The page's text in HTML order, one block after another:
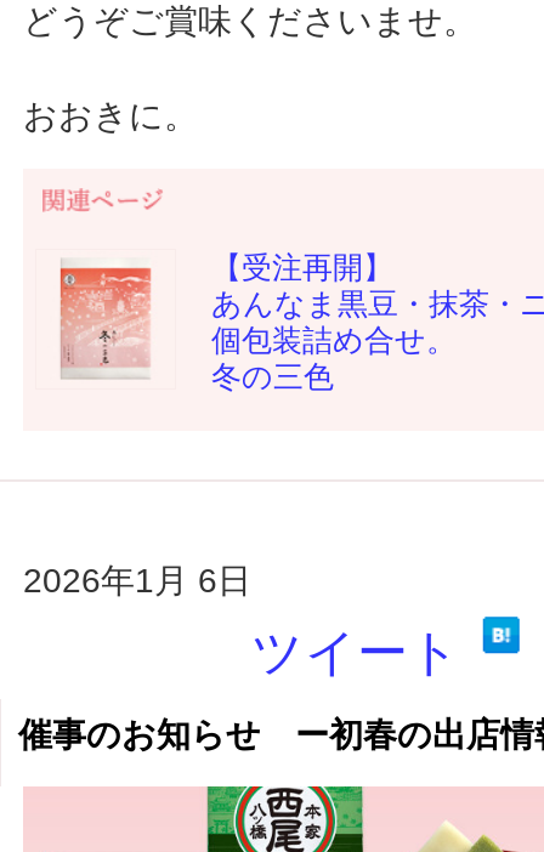
どうぞご賞味くださいませ。
おおきに。
【受注再開】
あんなま黒豆・抹茶・
個包装詰め合せ。
冬の三色
2026年1月 6日
ツイート
催事のお知らせ ー初春の出店情